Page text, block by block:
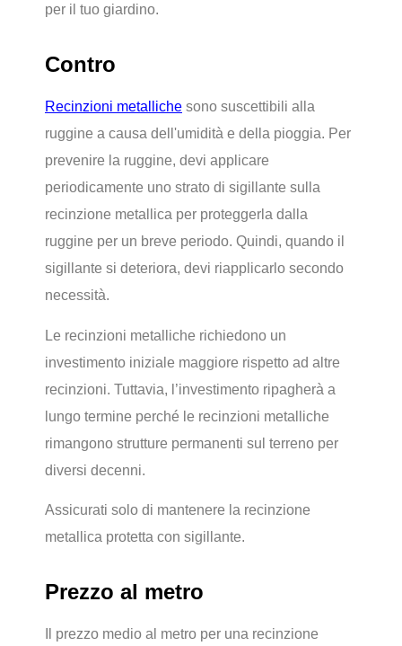
per il tuo giardino.
Contro
Recinzioni metalliche sono suscettibili alla
ruggine a causa dell'umidità e della pioggia. Per
prevenire la ruggine, devi applicare
periodicamente uno strato di sigillante sulla
recinzione metallica per proteggerla dalla
ruggine per un breve periodo. Quindi, quando il
sigillante si deteriora, devi riapplicarlo secondo
necessità.
Le recinzioni metalliche richiedono un
investimento iniziale maggiore rispetto ad altre
recinzioni. Tuttavia, l’investimento ripagherà a
lungo termine perché le recinzioni metalliche
rimangono strutture permanenti sul terreno per
diversi decenni.
Assicurati solo di mantenere la recinzione
metallica protetta con sigillante.
Prezzo al metro
Il prezzo medio al metro per una recinzione